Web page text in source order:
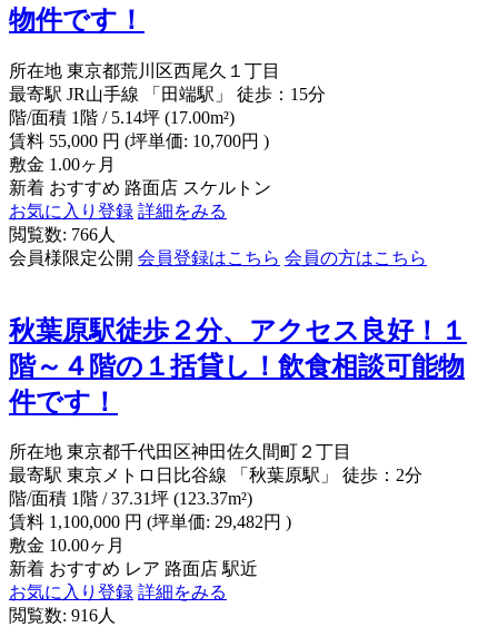
物件です！
所在地 東京都荒川区西尾久１丁目
最寄駅 JR山手線 「田端駅」 徒歩：15分
階/面積 1階 / 5.14坪 (17.00m²)
賃料 55,000 円 (坪単価: 10,700円 )
敷金 1.00ヶ月
新着 おすすめ 路面店 スケルトン
お気に入り登録 詳細をみる
閲覧数: 766人
会員様限定公開 会員登録はこちら 会員の方はこちら
秋葉原駅徒歩２分、アクセス良好！１
階～４階の１括貸し！飲食相談可能物
件です！
所在地 東京都千代田区神田佐久間町２丁目
最寄駅 東京メトロ日比谷線 「秋葉原駅」 徒歩：2分
階/面積 1階 / 37.31坪 (123.37m²)
賃料 1,100,000 円 (坪単価: 29,482円 )
敷金 10.00ヶ月
新着 おすすめ レア 路面店 駅近
お気に入り登録 詳細をみる
閲覧数: 916人